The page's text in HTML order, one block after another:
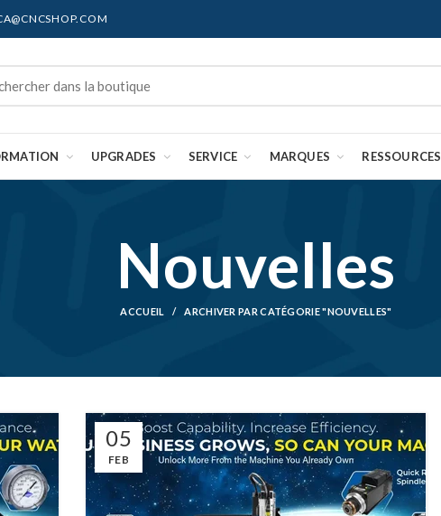
UPGRADES SERVICE MARQUES RESSOURCES
Nouvelles
ACCUEIL ARCHIVER PAR CATÉGORIE"NOUVELLES"
05
FEB